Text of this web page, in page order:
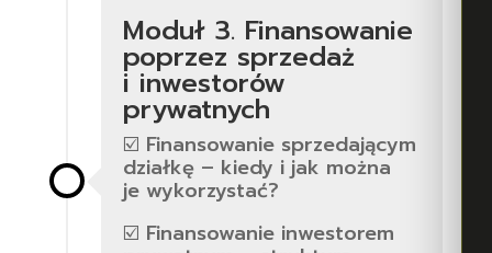
Moduł 3. Finansowanie
poprzez sprzedaż
i inwestorów
prywatnych
☑️ Finansowanie sprzedającym
działkę – kiedy i jak można
je wykorzystać?
☑️ Finansowanie inwestorem